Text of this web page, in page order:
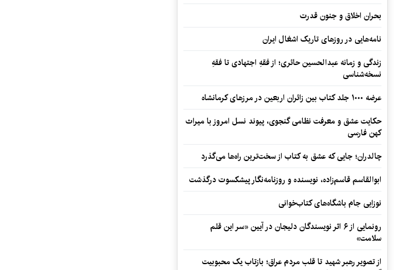
بحران اخلاق و جنون قدرت
نامه‌هایی در روزهای تاریک اشغال ایران
زندگی و زمانه عبدالحسین حائری؛ از فقهِ اجتهادی تا فقهِ
نسخه‌شناسی
عرضه ۱۰۰۰ جلد کتاب بین زائران اربعین در مرزهای کرمانشاه
حکایت عشق و معرفت نظامی گنجوی، پیوند نسل امروز با میراث
کهن فارسی
چالدران؛ جایی که عشق به کتاب از سخت‌ترین راه‌ها می‌گذرد
ابوالقاسم قاسم‌زاده، نویسنده و روزنامه‌نگار پیشکسوت درگذشت
نوزایی جام باشگاه‌های کتاب‌خوانی
رونمایی از ۶ اثر نویسندگان دلیجان در آیین «سر این قلم
سلامت»
از تصویر رهبر شهید تا قلب مردم عراق؛ بازتاب یک محبوبیت